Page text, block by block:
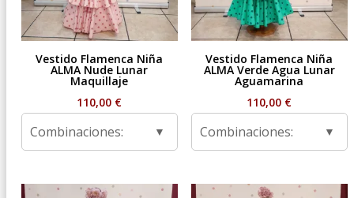
Vestido Flamenca Niña
ALMA Nude Lunar
Maquillaje
110,00 €
Combinaciones:
Vestido Flamenca Niña
ALMA Verde Agua Lunar
Aguamarina
110,00 €
Combinaciones: